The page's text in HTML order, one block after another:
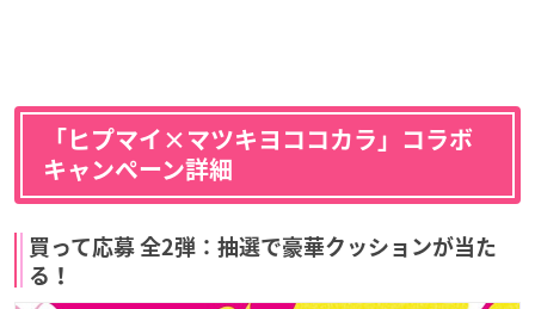
「ヒプマイ×マツキヨココカラ」コラボ
キャンペーン詳細
買って応募 全2弾：抽選で豪華クッションが当た
る！